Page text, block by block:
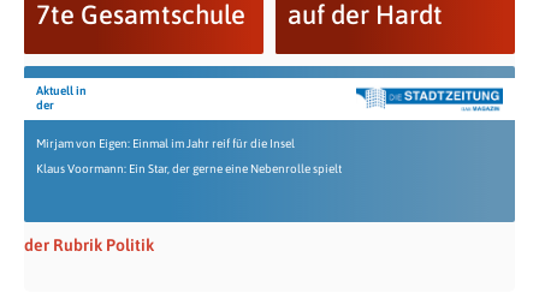
7te Gesamtschule
auf der Hardt
Aktuell in
der
Mirjam von Eigen: Einmal im Jahr reif für die Insel
Klaus Voormann: Ein Star, der gerne eine Nebenrolle spielt
der Rubrik Politik